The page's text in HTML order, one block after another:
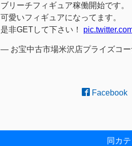
ブリーチフィギュア稼働開始です。
可愛いフィギュアになってます。
是非GETして下さい！
— お宝中古市場米沢店プライズコ
Facebook
同カ